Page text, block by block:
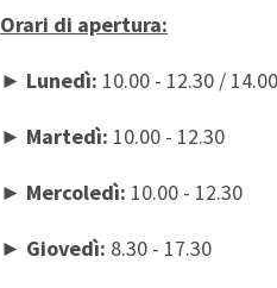
Orari di apertura:
► Lunedì: 10.00 - 12.30 /
► Martedì: 10.00 - 12.30
► Mercoledì: 10.00 - 12.30
► Giovedì: 8.30 - 17.30